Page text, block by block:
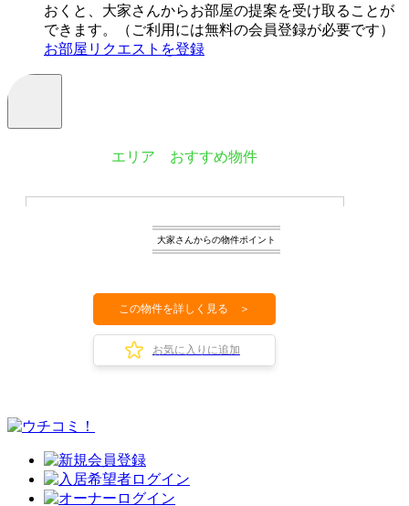
おくと、大家さんからお部屋の提案を受け取ることが
できます。（ご利用には無料の会員登録が必要です）
お部屋リクエストを登録
エリア おすすめ物件
大家さんからの物件ポイント
この物件を詳しく見る ＞
お気に入りに追加